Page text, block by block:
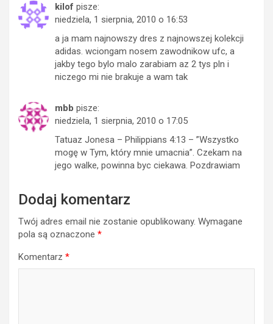
kilof pisze:
niedziela, 1 sierpnia, 2010 o 16:53
a ja mam najnowszy dres z najnowszej kolekcji
adidas. wciongam nosem zawodnikow ufc, a
jakby tego bylo malo zarabiam az 2 tys pln i
niczego mi nie brakuje a wam tak
mbb pisze:
niedziela, 1 sierpnia, 2010 o 17:05
Tatuaz Jonesa – Philippians 4:13 – ”Wszystko
mogę w Tym, który mnie umacnia”. Czekam na
jego walke, powinna byc ciekawa. Pozdrawiam
Dodaj komentarz
Twój adres email nie zostanie opublikowany. Wymagane
pola są oznaczone *
Komentarz *